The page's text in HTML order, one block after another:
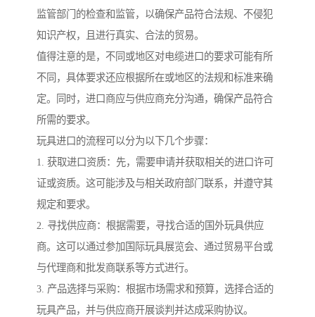
监管部门的检查和监管，以确保产品符合法规、不侵犯
知识产权，且进行真实、合法的贸易。
值得注意的是，不同或地区对电缆进口的要求可能有所
不同，具体要求还应根据所在或地区的法规和标准来确
定。同时，进口商应与供应商充分沟通，确保产品符合
所需的要求。
玩具进口的流程可以分为以下几个步骤：
1. 获取进口资质：先，需要申请并获取相关的进口许可
证或资质。这可能涉及与相关政府部门联系，并遵守其
规定和要求。
2. 寻找供应商：根据需要，寻找合适的国外玩具供应
商。这可以通过参加国际玩具展览会、通过贸易平台或
与代理商和批发商联系等方式进行。
3. 产品选择与采购：根据市场需求和预算，选择合适的
玩具产品，并与供应商开展谈判并达成采购协议。